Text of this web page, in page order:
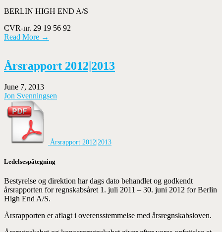
BERLIN HIGH END A/S
CVR-nr. 29 19 56 92
Read More →
Årsrapport 2012|2013
June 7, 2013
Jon Svenningsen
Årsrapport 2012|2013
Ledelsespåtegning
Bestyrelse og direktion har dags dato behandlet og godkendt
årsrapporten for regnskabsåret 1. juli 2011 – 30. juni 2012 for Berlin
High End A/S.
Årsrapporten er aflagt i overensstemmelse med årsregnskabsloven.